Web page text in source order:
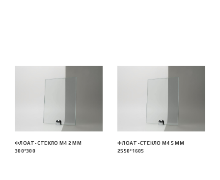
ФЛОАТ-СТЕКЛО М4 2 ММ
300*300
ФЛОАТ-СТЕКЛО М4 5 ММ
2550*1605